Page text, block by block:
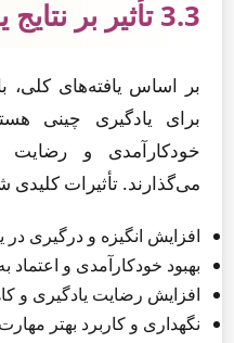
3.3 تأثیر بر نتایج یادگیری
برای یادگیری چینی
خودکارآمدی و رضایت
می‌گذارند. تأثیرات کلیدی
افزایش انگیزه و درگیری در
بهبود خودکارآمدی و اعتماد
افزایش رضایت یادگیری و
نگهداری و کاربرد بهتر